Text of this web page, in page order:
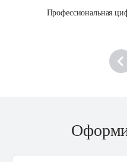
Профессиональная